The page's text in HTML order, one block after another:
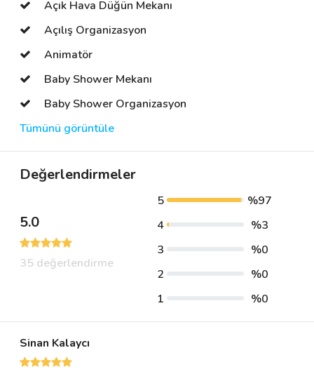
Açık Hava Düğün Mekanı
Açılış Organizasyon
Animatör
Baby Shower Mekanı
Baby Shower Organizasyon
Tümünü görüntüle
Değerlendirmeler
5.0
35 değerlendirme
5
%97
4
%3
3
%0
2
%0
1
%0
Sinan Kalaycı